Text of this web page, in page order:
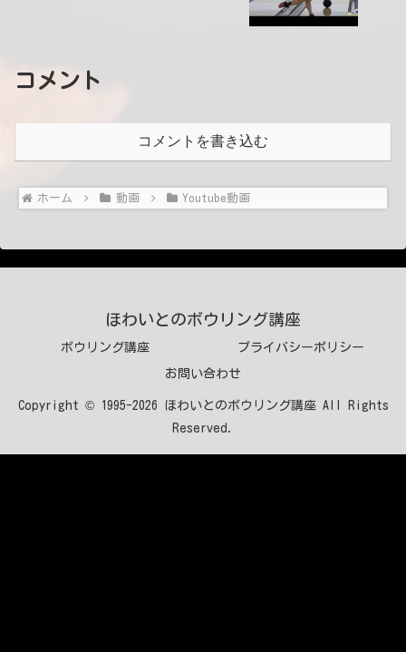
コメント
コメントを書き込む
ホーム 動画 Youtube動画
ほわいとのボウリング講座
ボウリング講座 プライバシーポリシー
お問い合わせ
Copyright © 1995-2026 ほわいとのボウリング講座 All Rights
Reserved.